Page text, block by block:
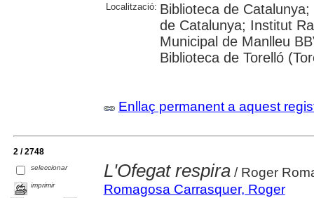
Localització: Biblioteca de
de Catalunya; Institut
Municipal de Manlleu
Biblioteca de Torelló
Enllaç permanent a aquest
2 / 2748
seleccionar
imprimir
L'Ofegat respira/ Roger
Romagosa Carrasquer, Roger